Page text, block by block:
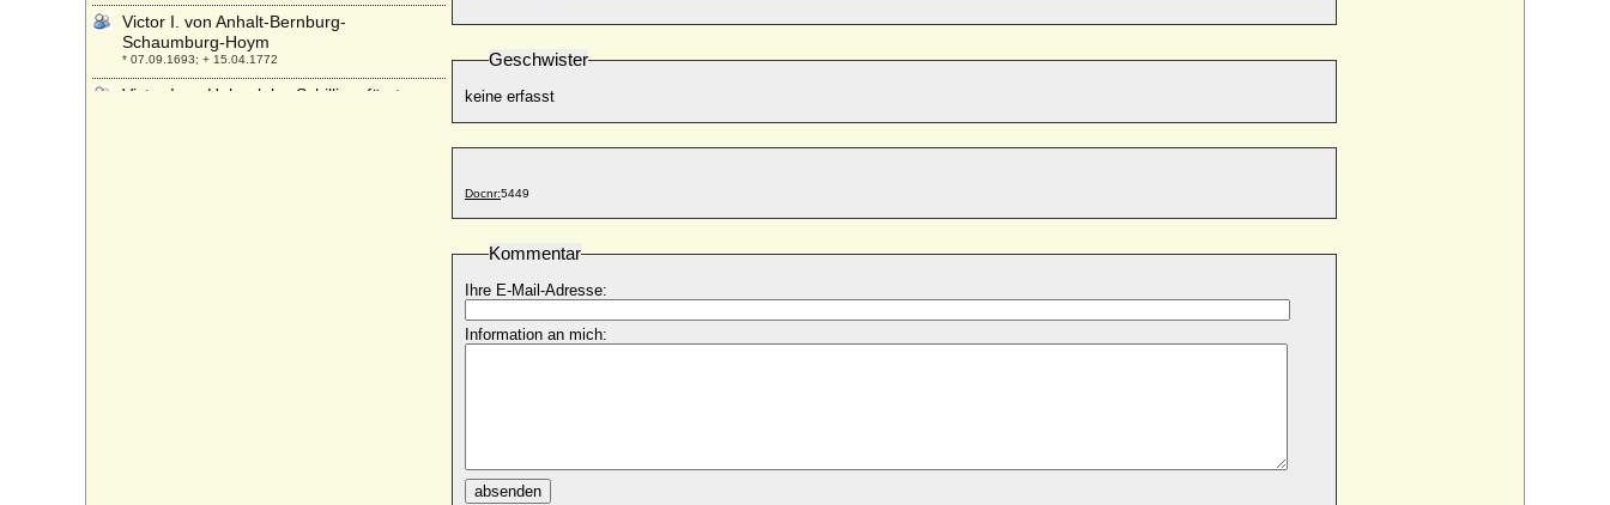
Geschwister
keine erfasst
Docnr:5449
Kommentar
Ihre E-Mail-Adresse:
Information an mich:
absenden
Victor I. von Anhalt-Bernburg-
Schaumburg-Hoym
* 07.09.1693; + 15.04.1772
Victor I. zu Hohenlohe-Schillingsfürst